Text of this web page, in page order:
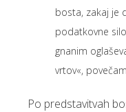
bosta, zakaj je
podatkovne
gnanim
vrtov«,
Po predstavitvah